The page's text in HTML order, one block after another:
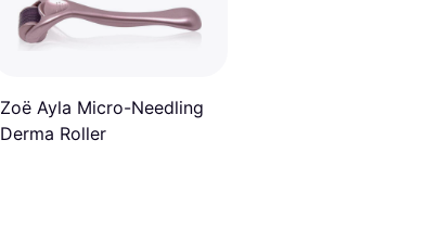
Zoë Ayla Micro-Needling
Derma Roller